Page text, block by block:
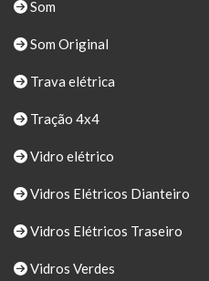
Som
Som Original
Trava elétrica
Tração 4x4
Vidro elétrico
Vidros Elétricos Dianteiro
Vidros Elétricos Traseiro
Vidros Verdes